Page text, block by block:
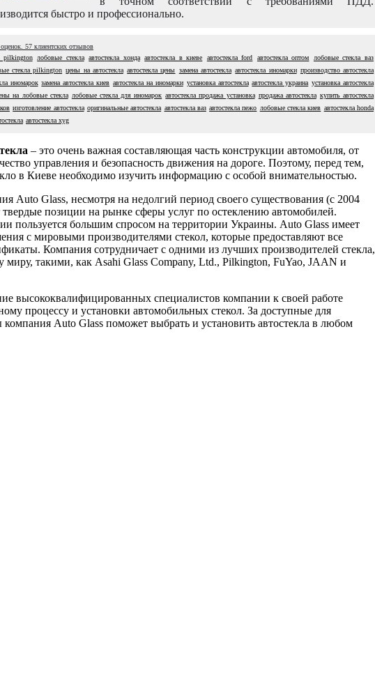
быстро и профессионально.
оценок. 57 клиентских отзывов
pilkington лобовые стекла автостекла хонда автостекла в киеве автостекла ford автостекла оптом
лобовые стекла ваз
стекла pilkington цены на автостекла автостекла цены замена автостекла автостекла иномарки производство автостекла
иномарок замена автостекла киев автостекла на иномарки установка автостекла автостекла украина установка автостекла
на лобовые стекла лобовые стекла для иномарок автостекла продажа установка продажа автостекла купить автостекла
изготовление автостекла оригинальные автостекла автостекла ваз автостекла пежо лобовые стекла киев автостекла honda
автостекла xyg
– это очень важная составляющая часть конструкции автомобиля, от
управления и безопасность движения на дороге. Поэтому, перед тем,
в Киеве необходимо изучить информацию с особой внимательностью.
Auto Glass, несмотря на недолгий период своего существования (с 2004
твердые позиции на рынке сферы услуг по остеклению автомобилей.
пользуется большим спросом на территории Украины. Auto Glass имеет
с мировыми производителями стекол, которые предоставляют все
Компания сотрудничает с одними из лучших производителей стекла,
миру, такими, как Asahi Glass Company, Ltd., Pilkington, FuYao, JAAN и
высококвалифицированных специалистов компании к своей работе
процессу и установки автомобильных стекол. За доступные для
компания Auto Glass поможет выбрать и установить автостекла в любом